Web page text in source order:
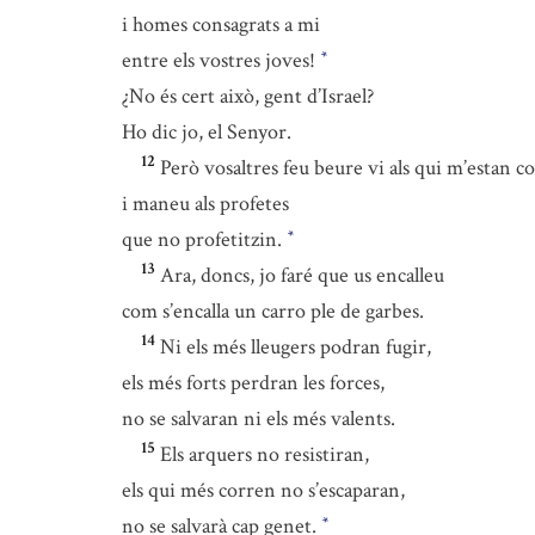
i homes consagrats a mi
entre els vostres joves! *
¿No és cert això, gent d’Israel?
Ho dic jo, el Senyor.
12 Però vosaltres feu beure vi als qui m’estan
i maneu als profetes
que no profetitzin. *
13 Ara, doncs, jo faré que us encalleu
com s’encalla un carro ple de garbes.
14 Ni els més lleugers podran fugir,
els més forts perdran les forces,
no se salvaran ni els més valents.
15 Els arquers no resistiran,
els qui més corren no s’escaparan,
no se salvarà cap genet. *